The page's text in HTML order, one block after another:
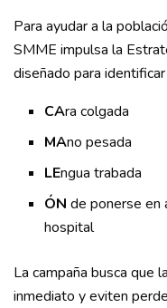
Para ayudar a la
SMME impulsa la
diseñado para
CAra colgada
MAno pesada
LEngua trabada
ÓN de ponerse en
hospital
La campaña busca que
inmediato y eviten